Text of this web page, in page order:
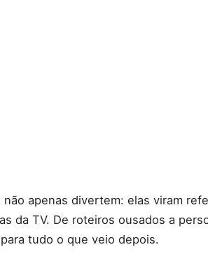
não apenas divertem: elas viram
da TV. De roteiros ousados a
tudo o que veio depois.